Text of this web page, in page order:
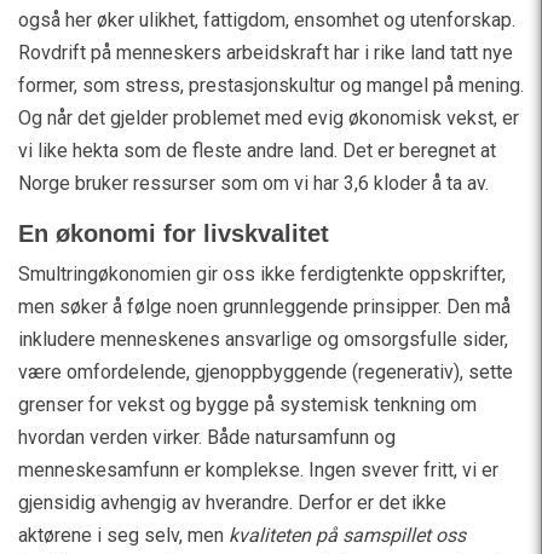
også her øker ulikhet, fattigdom, ensomhet og utenforskap.
Rovdrift på menneskers arbeidskraft har i rike land tatt nye
former, som stress, prestasjonskultur og mangel på mening.
Og når det gjelder problemet med evig økonomisk vekst, er
vi like hekta som de fleste andre land. Det er beregnet at
Norge bruker ressurser som om vi har 3,6 kloder å ta av.
En økonomi for livskvalitet
Smultringøkonomien gir oss ikke ferdigtenkte oppskrifter,
men søker å følge noen grunnleggende prinsipper. Den må
inkludere menneskenes ansvarlige og omsorgsfulle sider,
være omfordelende, gjenoppbyggende (regenerativ), sette
grenser for vekst og bygge på systemisk tenkning om
hvordan verden virker. Både natursamfunn og
menneskesamfunn er komplekse. Ingen svever fritt, vi er
gjensidig avhengig av hverandre. Derfor er det ikke
aktørene i seg selv, men kvaliteten på samspillet oss